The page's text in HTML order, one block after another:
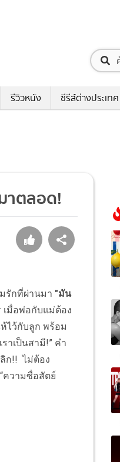
รีวิวหนัง ซีรีส์ต่างประเทศ
าตลอด!
มรักที่ผ่านมา "มัน
เมื่อพ่อกับแม่ต้อง
ไว้กับลูก พร้อม
าเป็นสามี!” คำ
ก!! ไม่ต้อง
ความซื่อสัตย์